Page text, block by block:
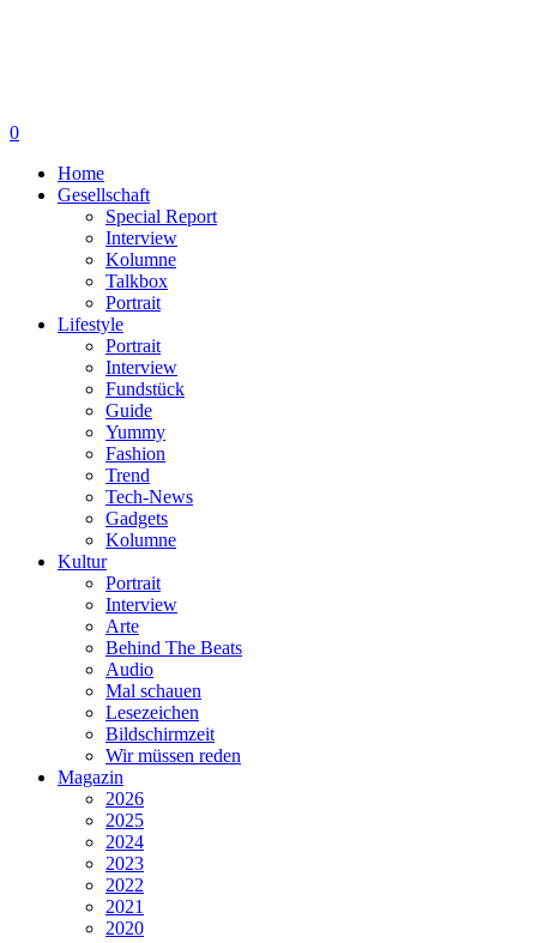
0
Home
Gesellschaft
Special Report
Interview
Kolumne
Talkbox
Portrait
Lifestyle
Portrait
Interview
Fundstück
Guide
Yummy
Fashion
Trend
Tech-News
Gadgets
Kolumne
Kultur
Portrait
Interview
Arte
Behind The Beats
Audio
Mal schauen
Lesezeichen
Bildschirmzeit
Wir müssen reden
Magazin
2026
2025
2024
2023
2022
2021
2020